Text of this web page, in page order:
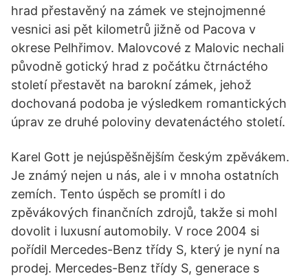
hrad přestavěný na zámek ve stejnojmenné
vesnici asi pět kilometrů jižně od Pacova v
okrese Pelhřimov. Malovcové z Malovic nechali
původně gotický hrad z počátku čtrnáctého
století přestavět na barokní zámek, jehož
dochovaná podoba je výsledkem romantických
úprav ze druhé poloviny devatenáctého století.
Karel Gott je nejúspěšnějším českým zpěvákem.
Je známý nejen u nás, ale i v mnoha ostatních
zemích. Tento úspěch se promítl i do
zpěvákových finančních zdrojů, takže si mohl
dovolit i luxusní automobily. V roce 2004 si
pořídil Mercedes-Benz třídy S, který je nyní na
prodej. Mercedes-Benz třídy S, generace s